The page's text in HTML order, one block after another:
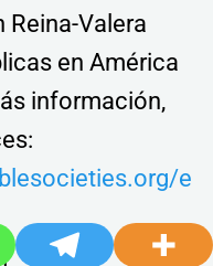
Reina-Valera
en América
información,
e